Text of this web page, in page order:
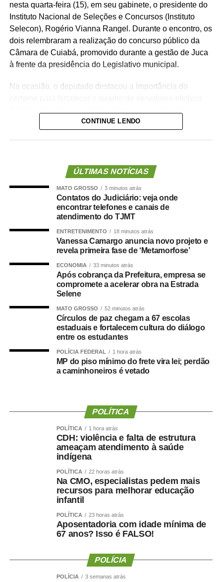
nesta quarta-feira (15), em seu gabinete, o presidente do
Instituto Nacional de Seleções e Concursos (Instituto
Selecon), Rogério Vianna Rangel. Durante o encontro, os
dois relembraram a realização do concurso público da
Câmara de Cuiabá, promovido durante a gestão de Juca
à frente da presidência do Legislativo municipal.
Na ocasião, o deputado destacou a importância do
Cuiabá, que é de todos nós mato-grossenses, o
parlamento mais antigo do Centro-Oeste brasileiro”,
O concurso público foi realizado para provimento de
níveis médio e superior, contemplando funções como
técnico legislativo, analista legislativo, controlador interno
e contador.
Durante a visita, Rogério Vianna Rangel agradeceu a
confiança depositada no Instituto Selecon e destacou a
forma como o processo foi conduzido.
“Eu, em nome do Selecon, também agradeço ao
deputado porque, de fato, fizemos um concurso histórico,
graças à oportunidade que o Juca nos deu para
realizarmos esse concurso com qualidade e segurança,
Ao final do encontro, Juca reforçou a importância da
realizados com responsabilidade, transparência e
igualdade de oportunidades para todos os candidatos.
COMENTE ABAIXO:
WhatsApp
Facebook
Twitter
Messenger
LinkedIn
Share
CONTINUE LENDO
ÚLTIMAS NOTÍCIAS
MATO GROSSO 3 minutos atrás
Contatos do Judiciário: veja onde
encontrar telefones e canais de
atendimento do TJMT
ENTRETENIMENTO 18 minutos atrás
Vanessa Camargo anuncia novo projeto e
revela primeira fase de ‘Metamorfose’
ECONOMIA 33 minutos atrás
Após cobrança da Prefeitura, empresa se
compromete a acelerar obra na Estrada
Selene
MATO GROSSO 52 minutos atrás
Círculos de paz chegam a 67 escolas
estaduais e fortalecem cultura do diálogo
entre os estudantes
POLÍCIA FEDERAL 1 hora atrás
MP do piso mínimo do frete vira lei; perdão
a caminhoneiros é vetado
POLÍTICA
POLÍTICA 1 hora atrás
CDH: violência e falta de estrutura
ameaçam atendimento à saúde
indígena
POLÍTICA 22 horas atrás
Na CMO, especialistas pedem mais
recursos para melhorar educação
infantil
POLÍTICA 23 horas atrás
Aposentadoria com idade mínima de
67 anos? Isso é FALSO!
POLÍCIA
POLÍCIA 3 semanas atrás